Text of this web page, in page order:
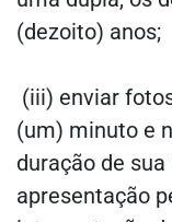
(dezoito) anos;
(iii) enviar
(um) minuto e
duração de
apresentação